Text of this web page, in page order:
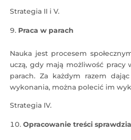
Strategia II i V.
Praca w parach
Nauka jest procesem
uczą, gdy mają możliwość pracy
parach. Za każdym razem
wykonania, można polecić im
Strategia IV.
Opracowanie treści